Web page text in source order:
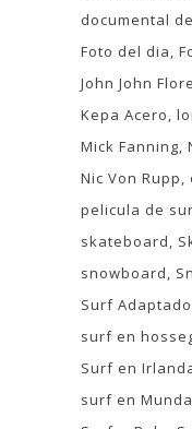
documental
Foto del dia
John John
Kepa Acero
Mick Fanning
Nic Von Rupp
pelicula de
skateboard
snowboard
Surf Adaptado
surf en
Surf en
surf en